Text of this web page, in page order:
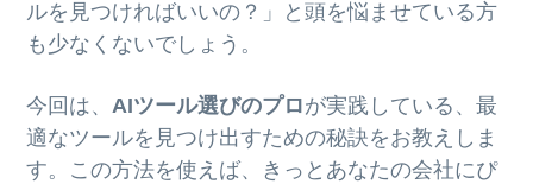
ルを見つければいいの？」と頭を悩ませている方
も少なくないでしょう。
今回は、AIツール選びのプロが実践している、最
適なツールを見つけ出すための秘訣をお教えしま
す。この方法を使えば、きっとあなたの会社にぴ